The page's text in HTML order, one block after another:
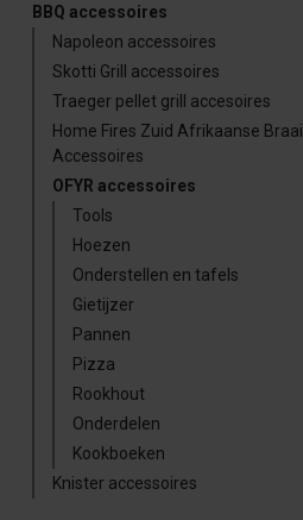
BBQ accessoires
Napoleon accessoires
Skotti Grill accessoires
Traeger pellet grill accesoires
Home Fires Zuid Afrikaanse Braai
Accessoires
OFYR accessoires
Tools
Hoezen
Onderstellen en tafels
Gietijzer
Pannen
Pizza
Rookhout
Onderdelen
Kookboeken
Knister accessoires